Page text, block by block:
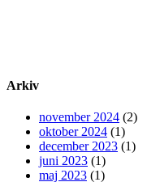
Arkiv
november 2024 (2)
oktober 2024 (1)
december 2023 (1)
juni 2023 (1)
maj 2023 (1)